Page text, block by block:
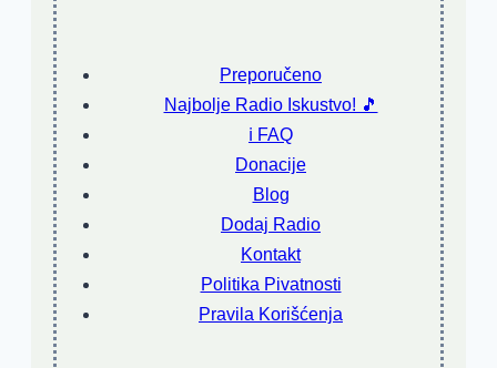
Preporučeno
Najbolje Radio Iskustvo! 🎵
ℹ️ FAQ
Donacije
Blog
Dodaj Radio
Kontakt
Politika Pivatnosti
Pravila Korišćenja